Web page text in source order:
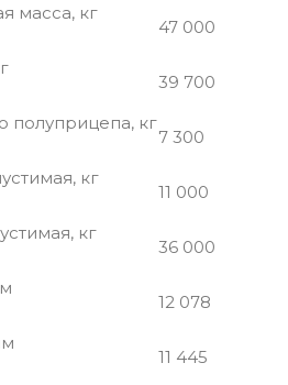
масса, кг
47 000
39 700
полуприцепа, кг
7 300
кг
11 000
кг
36 000
12 078
11 445